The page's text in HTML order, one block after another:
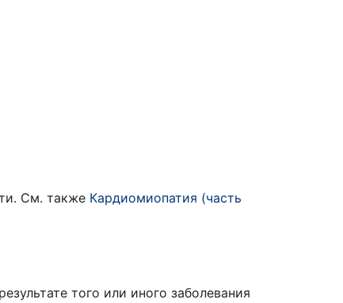
См. также Кардиомиопатия (часть
того или иного заболевания